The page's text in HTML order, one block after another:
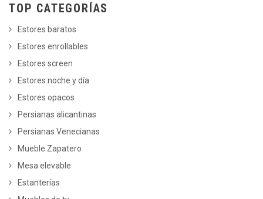
TOP CATEGORÍAS
Estores baratos
Estores enrollables
Estores screen
Estores noche y día
Estores opacos
Persianas alicantinas
Persianas Venecianas
Mueble Zapatero
Mesa elevable
Estanterías